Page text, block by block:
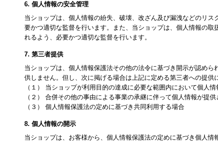
6. 個人情報の安全管理
当ショップは、個人情報の紛失、破壊、改ざん及び漏洩などのリ
要かつ適切な監督を行います。また、当ショップは、個人情報の
れるよう、必要かつ適切な監督を行います。
7. 第三者提供
当ショップは、個人情報保護法その他の法令に基づき開示が認め
供しません。但し、次に掲げる場合は上記に定める第三者への提供
（１） 当ショップが利用目的の達成に必要な範囲内において個人
（２） 合併その他の事由による事業の承継に伴って個人情報が提
（３） 個人情報保護法の定めに基づき共同利用する場合
8. 個人情報の開示
当ショップは、お客様から、個人情報保護法の定めに基づき個人